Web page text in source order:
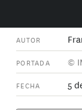
AUTOR
PORTADA ©
FECHA 5